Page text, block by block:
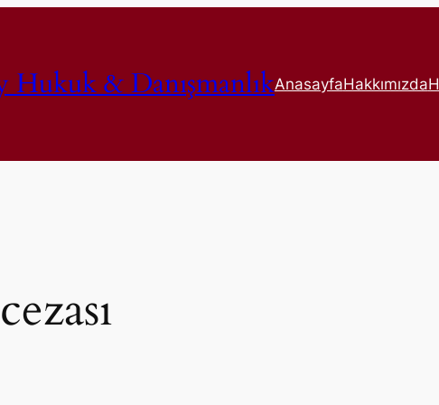
Hukuk & DanışmanlıkAnasayfaHakkımızda